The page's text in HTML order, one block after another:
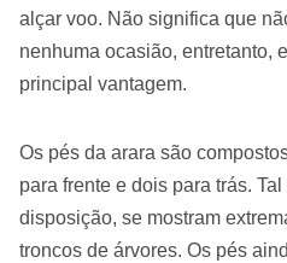
alçar voo. Não significa que
nenhuma ocasião, entretanto,
principal vantagem.
Os pés da arara são
para frente e dois para trás.
disposição, se mostram
troncos de árvores. Os pés